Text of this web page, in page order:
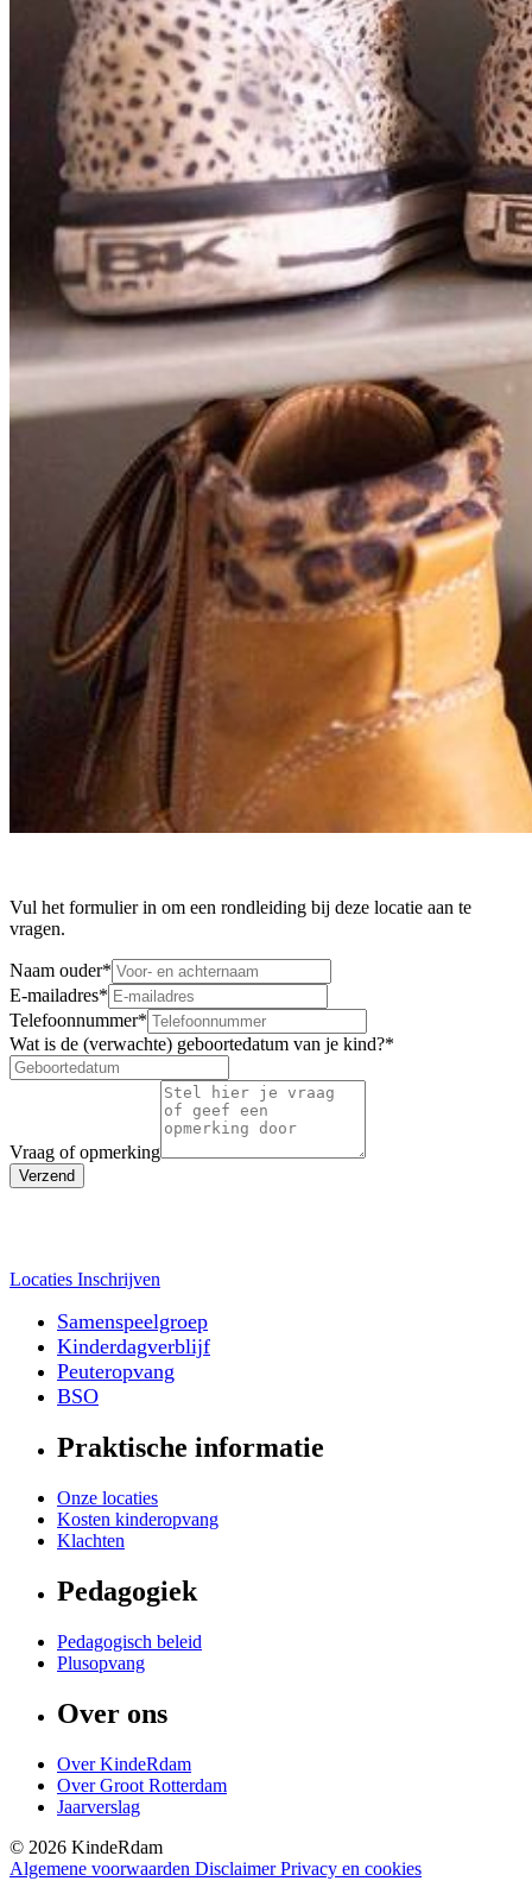
Vul het formulier in om een rondleiding bij deze locatie aan te
vragen.
Naam ouder*
E-mailadres*
Telefoonnummer*
Wat is de (verwachte) geboortedatum van je kind?*
Vraag of opmerking
Verzend
Locaties Inschrijven
Samenspeelgroep
Kinderdagverblijf
Peuteropvang
BSO
Praktische informatie
Onze locaties
Kosten kinderopvang
Klachten
Pedagogiek
Pedagogisch beleid
Plusopvang
Over ons
Over KindeRdam
Over Groot Rotterdam
Jaarverslag
© 2026 KindeRdam
Algemene voorwaarden Disclaimer Privacy en cookies